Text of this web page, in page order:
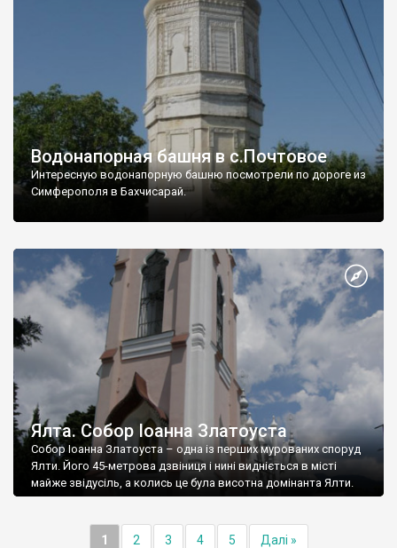
Водонапорная башня в с.Почтовое
Интересную водонапорную башню посмотрели по дороге из
Симферополя в Бахчисарай.
Ялта. Собор Іоанна Златоуста
Собор Іоанна Златоуста – одна із перших мурованих споруд
Ялти. Його 45-метрова дзвіниця і нині видніється в місті
майже звідусіль, а колись це була висотна домінанта Ялти.
1 2 3 4 5 Далі »